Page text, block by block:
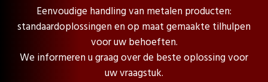
Eenvoudige handling van metalen producten:
standaardoplossingen en op maat gemaakte tilhulpen
voor uw behoeften.
We informeren u graag over de beste oplossing voor
uw vraagstuk.